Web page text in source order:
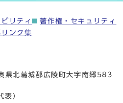
ビリティ
著作権・セキュリティ
リンク集
北葛城郡広陵町大字南郷583
表）